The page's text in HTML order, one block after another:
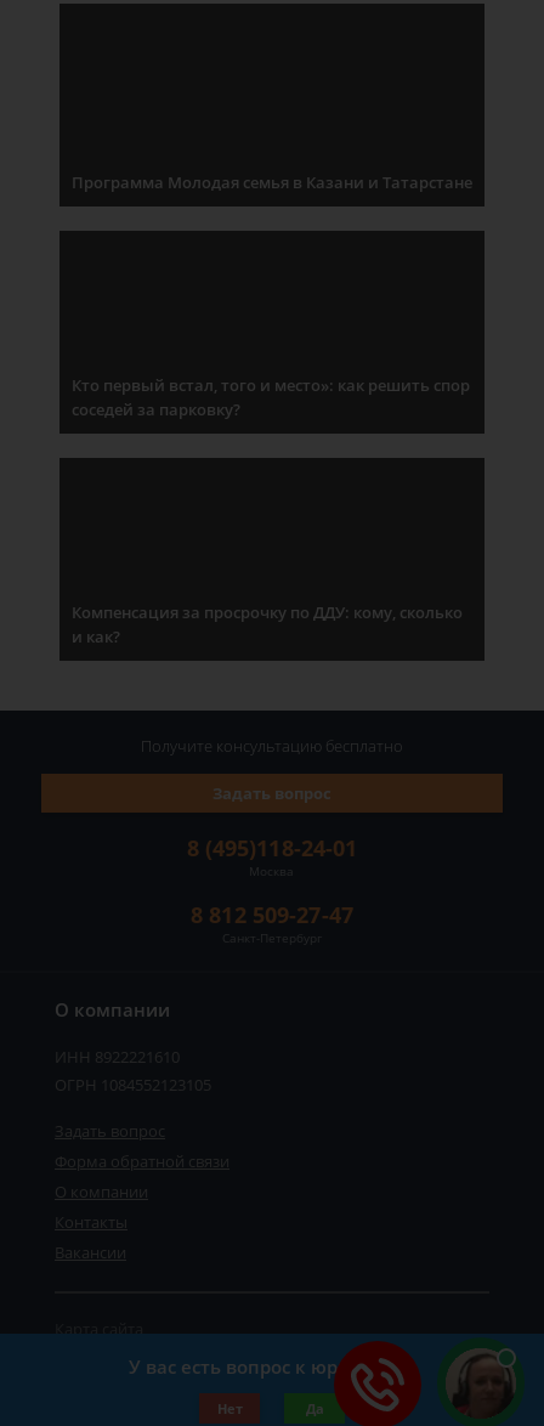
Программа Молодая семья в Казани и Татарстане
Кто первый встал, того и место»: как решить спор
соседей за парковку?
Компенсация за просрочку по ДДУ: кому, сколько
и как?
О компании
ИНН 8922221610
ОГРН 1084552123105
Задать вопрос
Форма обратной связи
О компании
Контакты
Вакансии
©2019-2026 Все права защищены.
Карта сайта
Политика персональных данных
8 (495)118-24-01
Москва
8 812 509-27-47
Санкт-Петербург
Задать вопрос
Получите консультацию бесплатно
У вас есть вопрос к юристу?
Нет Да